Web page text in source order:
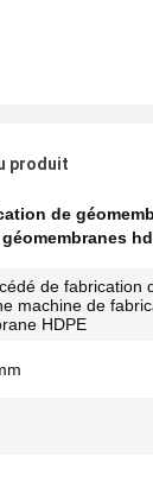
produit
de
de fabrication
machine de
HDPE